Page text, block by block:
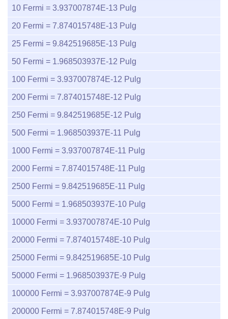
10 Fermi = 3.937007874E-13 Pulg
20 Fermi = 7.874015748E-13 Pulg
25 Fermi = 9.842519685E-13 Pulg
50 Fermi = 1.968503937E-12 Pulg
100 Fermi = 3.937007874E-12 Pulg
200 Fermi = 7.874015748E-12 Pulg
250 Fermi = 9.842519685E-12 Pulg
500 Fermi = 1.968503937E-11 Pulg
1000 Fermi = 3.937007874E-11 Pulg
2000 Fermi = 7.874015748E-11 Pulg
2500 Fermi = 9.842519685E-11 Pulg
5000 Fermi = 1.968503937E-10 Pulg
10000 Fermi = 3.937007874E-10 Pulg
20000 Fermi = 7.874015748E-10 Pulg
25000 Fermi = 9.842519685E-10 Pulg
50000 Fermi = 1.968503937E-9 Pulg
100000 Fermi = 3.937007874E-9 Pulg
200000 Fermi = 7.874015748E-9 Pulg